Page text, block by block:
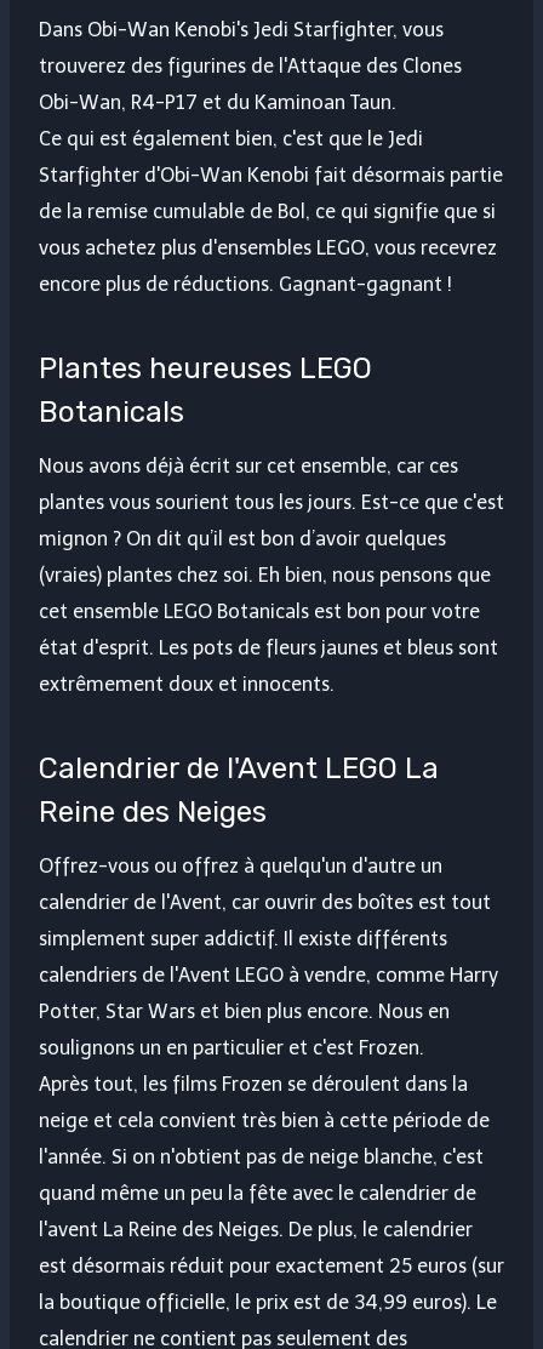
Dans Obi-Wan Kenobi's Jedi Starfighter, vous
trouverez des figurines de l'Attaque des Clones
Obi-Wan, R4-P17 et du Kaminoan Taun.
Ce qui est également bien, c'est que le Jedi
Starfighter d'Obi-Wan Kenobi fait désormais partie
de la remise cumulable de Bol, ce qui signifie que si
vous achetez plus d'ensembles LEGO, vous recevrez
encore plus de réductions. Gagnant-gagnant !
Plantes heureuses LEGO
Botanicals
Nous avons déjà écrit sur cet ensemble, car ces
plantes vous sourient tous les jours. Est-ce que c'est
mignon ? On dit qu’il est bon d’avoir quelques
(vraies) plantes chez soi. Eh bien, nous pensons que
cet ensemble LEGO Botanicals est bon pour votre
état d'esprit. Les pots de fleurs jaunes et bleus sont
extrêmement doux et innocents.
Calendrier de l'Avent LEGO La
Reine des Neiges
Offrez-vous ou offrez à quelqu'un d'autre un
calendrier de l'Avent, car ouvrir des boîtes est tout
simplement super addictif. Il existe différents
calendriers de l'Avent LEGO à vendre, comme Harry
Potter, Star Wars et bien plus encore. Nous en
soulignons un en particulier et c'est Frozen.
Après tout, les films Frozen se déroulent dans la
neige et cela convient très bien à cette période de
l'année. Si on n'obtient pas de neige blanche, c'est
quand même un peu la fête avec le calendrier de
l'avent La Reine des Neiges. De plus, le calendrier
est désormais réduit pour exactement 25 euros (sur
la boutique officielle, le prix est de 34,99 euros). Le
calendrier ne contient pas seulement des